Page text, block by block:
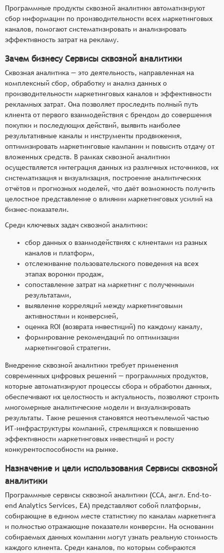
Программные продукты сквозной аналитики автоматизируют
сбор информации по производительности всех маркетинговых
каналов, помогают систематизировать и анализировать
эффективность затрат на рекламу.
Зачем бизнесу Сервисы сквозной аналитики
Сквозная аналитика — это деятельность, направленная на
комплексный сбор, обработку и анализ данных о
производительности маркетинговых каналов и эффективности
рекламных затрат. Она позволяет проследить полный путь
клиента от первого взаимодействия с брендом до совершения
покупки и последующих действий, выявить наиболее
результативные каналы и инструменты продвижения,
оптимизировать маркетинговые кампании и повысить отдачу от
вложенных средств. В рамках сквозной аналитики
осуществляется интеграция данных из различных источников, их
систематизация и визуализация, построение аналитических
отчётов и прогнозных моделей, что даёт возможность получить
целостное представление о влиянии маркетинговых усилий на
бизнес-показатели.
Среди ключевых задач сквозной аналитики:
сбор данных о взаимодействиях с клиентами из разных
каналов и платформ,
отслеживание пользовательского поведения на всех
этапах воронки продаж,
сопоставление затрат на маркетинг с полученными
результатами,
выявление корреляций между маркетинговыми
активностями и конверсией,
оценка ROI (возврата инвестиций) по каждому каналу,
формирование рекомендаций по оптимизации
маркетинговой стратегии.
Внедрение сквозной аналитики требует применения
современных цифровых решений — программных продуктов,
которые автоматизируют процессы сбора и обработки данных,
обеспечивают их целостность и актуальность, позволяют строить
многомерные аналитические модели и визуализировать
результаты. Такие решения становятся неотъемлемой частью
ИТ-инфраструктуры компаний, стремящихся к повышению
эффективности маркетинговых инвестиций и росту
конкурентоспособности на рынке.
Назначение и цели использования Сервисы сквозной
аналитики
Программные сервисы сквозной аналитики (ССА, англ. End-to-
end Analytics Services, EA) представляют собой платформы,
собирающие в едином месте статистику по каналам маркетинга
и полностью отражающие показатели конверсии. На основании
собираемых данных компании могут узнать реальную стоимость
каждого клиента. Среди каналов, по которым собираются